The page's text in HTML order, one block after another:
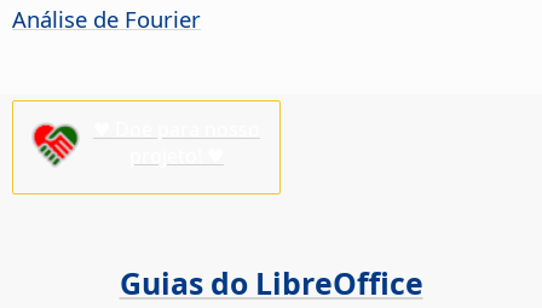
Análise de Fourier
Guias do LibreOffice